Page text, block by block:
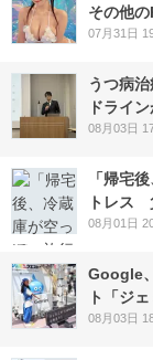
その他の
07月31日
うつ病
ドライ
08月03日
「帰宅
トレス
08月01日
Google
ト「ジ
08月03日